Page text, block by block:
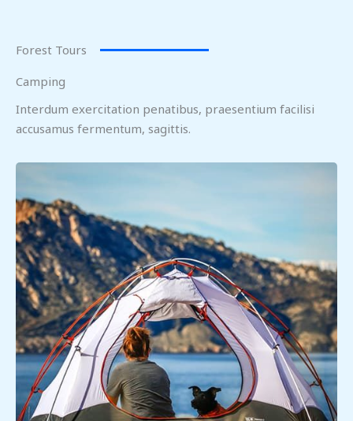
Forest Tours
Camping
Interdum exercitation penatibus, praesentium facilisi
accusamus fermentum, sagittis.